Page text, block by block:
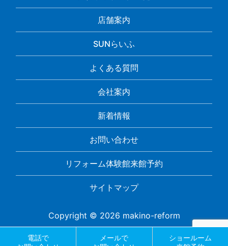
電話で
メールで
ショールーム
店舗案内
SUNらいふ
よくある質問
会社案内
新着情報
お問い合わせ
リフォーム体験館来館予約
サイトマップ
Copyright © 2026 makino-reform